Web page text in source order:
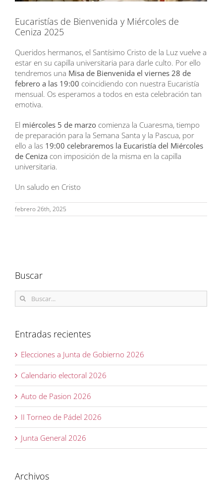
Eucaristías de Bienvenida y Miércoles de
Ceniza 2025
Queridos hermanos, el Santísimo Cristo de la Luz vuelve a
estar en su capilla universitaria para darle culto. Por ello
tendremos una Misa de Bienvenida el viernes 28 de
febrero a las 19:00 coincidiendo con nuestra Eucaristía
mensual. Os esperamos a todos en esta celebración tan
emotiva.
El miércoles 5 de marzo comienza la Cuaresma, tiempo
de preparación para la Semana Santa y la Pascua, por
ello a las 19:00 celebraremos la Eucaristía del Miércoles
de Ceniza con imposición de la misma en la capilla
universitaria.
Un saludo en Cristo
febrero 26th, 2025
Buscar
Buscar:
Entradas recientes
Elecciones a Junta de Gobierno 2026
Calendario electoral 2026
Auto de Pasion 2026
II Torneo de Pádel 2026
Junta General 2026
Archivos